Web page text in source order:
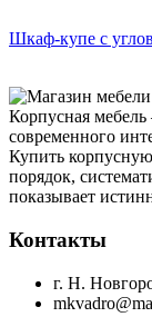
Шкаф-купе с
Корпусная
современного
Купить
порядок,
показывает
Контакты
г. Н.